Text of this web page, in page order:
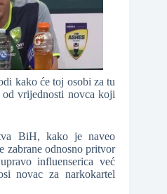
kako će toj osobi za tu
vrijednosti novca koji
BiH, kako je naveo
zabrane odnosno pritvor
influenserica već
novac za narkokartel